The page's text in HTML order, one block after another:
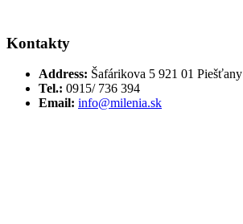
Kontakty
Address: Šafárikova 5 921 01 Piešťany
Tel.: 0915/ 736 394
Email: info@milenia.sk